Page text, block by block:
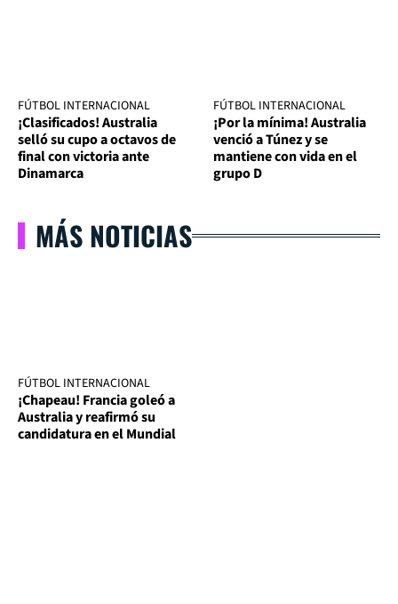
FÚTBOL INTERNACIONAL
¡Clasificados! Australia
selló su cupo a octavos de
final con victoria ante
Dinamarca
FÚTBOL INTERNACIONAL
¡Por la mínima! Australia
venció a Túnez y se
mantiene con vida en el
grupo D
MÁS NOTICIAS
FÚTBOL INTERNACIONAL
¡Chapeau! Francia goleó a
Australia y reafirmó su
candidatura en el Mundial